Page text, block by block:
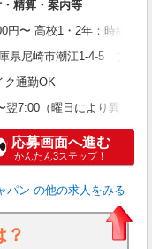
精算・案内等
〜 高校1・2年：時給
尼崎市潮江1-4-5 プラス
ク通勤OK
7:00（曜日により異なる
応募画面へ進む
かんたん3ステップ！
パン の他の求人をみる
？